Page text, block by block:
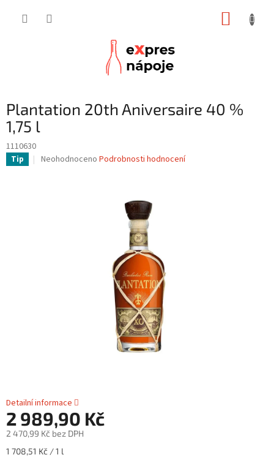
Plantation 20th Aniversaire 40 %
1,75 l
1110630
Tip
Průměrné
Neohodnoceno Podrobnosti hodnocení
Detailní informace
2 989,90 Kč
2 470,99 Kč bez DPH
Měrná
1 708,51 Kč / 1 l